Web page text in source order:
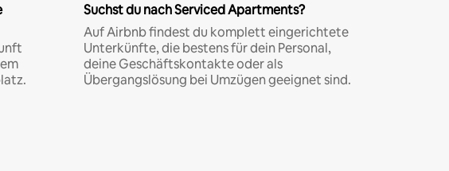
Suchst du nach Serviced Apartments?
Auf Airbnb findest du komplett eingerichtete
Unterkünfte, die bestens für dein Personal,
deine Geschäftskontakte oder als
Übergangslösung bei Umzügen geeignet sind.